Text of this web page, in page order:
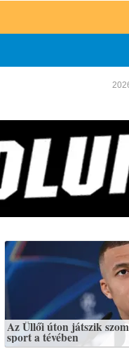
Az Üllői úton játszik
sport a tévében